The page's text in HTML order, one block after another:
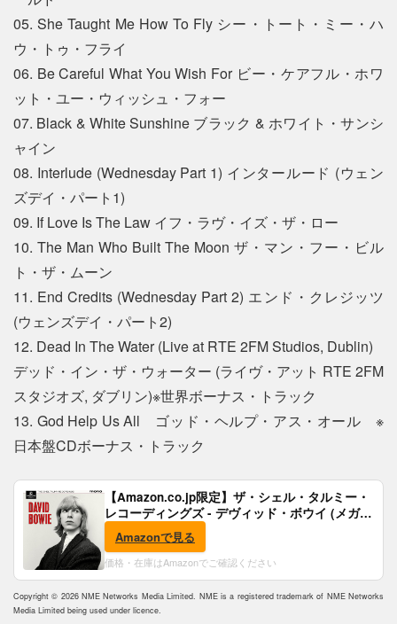
05. She Taught Me How To Fly シー・トート・ミー・ハ
ウ・トゥ・フライ
06. Be Careful What You Wish For ビー・ケアフル・ホワ
ット・ユー・ウィッシュ・フォー
07. Black & White Sunshine ブラック & ホワイト・サンシ
ャイン
08. Interlude (Wednesday Part 1) インタールード (ウェン
ズデイ・パート1)
09. If Love Is The Law イフ・ラヴ・イズ・ザ・ロー
10. The Man Who Built The Moon ザ・マン・フー・ビル
ト・ザ・ムーン
11. End Credits (Wednesday Part 2) エンド・クレジッツ
(ウェンズデイ・パート2)
12. Dead In The Water (Live at RTE 2FM Studios, Dublin)
デッド・イン・ザ・ウォーター (ライヴ・アット RTE 2FM
スタジオズ, ダブリン)※世界ボーナス・トラック
13. God Help Us All ゴッド・ヘルプ・アス・オール ※
日本盤CDボーナス・トラック
【Amazon.co.jp限定】ザ・シェル・タルミー・
レコーディングズ - デヴィッド・ボウイ (メガジ
ャケ付)
Amazonで見る
価格・在庫はAmazonでご確認ください
Copyright © 2026 NME Networks Media Limited. NME is a registered trademark of NME Networks
Media Limited being used under licence.